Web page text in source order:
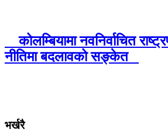
कोलम्बियामा नवनिर्वाचित
नीतिमा बदलावको सङ्केत
भर्खरै